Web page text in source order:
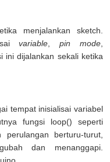
menjalankan sketch.
variable ,pin mode
dijalankan sekali ketika
tempat inisialisai variabel
fungsi loop() seperti
berturu-turut,
dan menanggapi.